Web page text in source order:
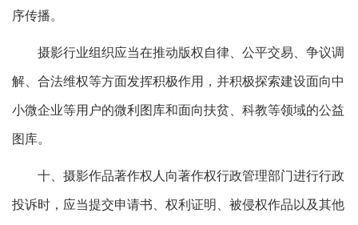
序传播。
摄影行业组织应当在推动版权自律、公平交易、争议调
解、合法维权等方面发挥积极作用，并积极探索建设面向中
小微企业等用户的微利图库和面向扶贫、科教等领域的公益
图库。
十、摄影作品著作权人向著作权行政管理部门进行行政
投诉时，应当提交申请书、权利证明、被侵权作品以及其他